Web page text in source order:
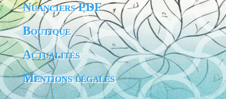
Nuanciers PDF
Boutique
Actualités
Mentions légales